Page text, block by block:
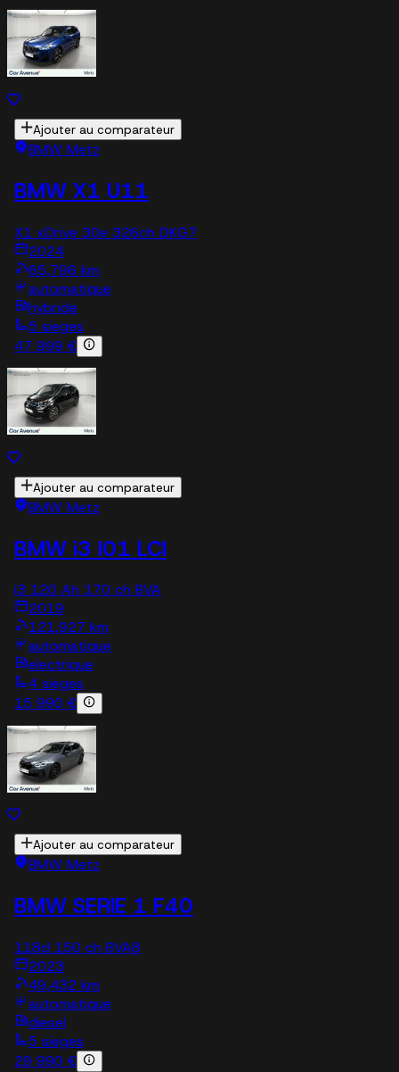
Ajouter au comparateur
BMW Metz
BMW X1 U11
X1 xDrive 30e 326ch DKG7
2024
65,796 km
automatique
hybride
5 sieges
47 999 €
Ajouter au comparateur
BMW Metz
BMW i3 I01 LCI
i3 120 Ah 170 ch BVA
2019
121,927 km
automatique
electrique
4 sieges
15 990 €
Ajouter au comparateur
BMW Metz
BMW SERIE 1 F40
118d 150 ch BVA8
2023
49,432 km
automatique
diesel
5 sieges
29 990 €